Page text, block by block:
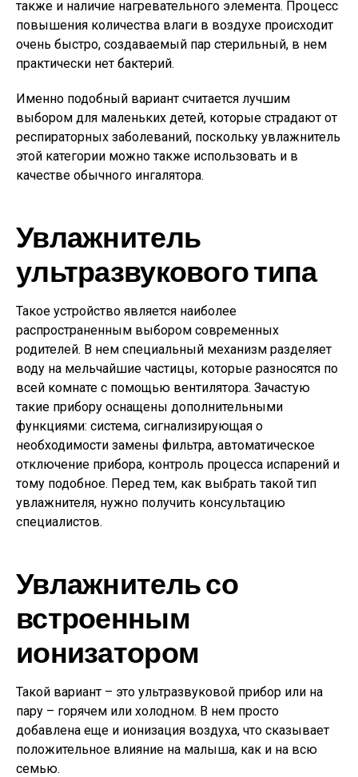
также и наличие нагревательного элемента. Процесс
повышения количества влаги в воздухе происходит
очень быстро, создаваемый пар стерильный, в нем
практически нет бактерий.
Именно подобный вариант считается лучшим
выбором для маленьких детей, которые страдают от
респираторных заболеваний, поскольку увлажнитель
этой категории можно также использовать и в
качестве обычного ингалятора.
Увлажнитель
ультразвукового типа
Такое устройство является наиболее
распространенным выбором современных
родителей. В нем специальный механизм разделяет
воду на мельчайшие частицы, которые разносятся по
всей комнате с помощью вентилятора. Зачастую
такие прибору оснащены дополнительными
функциями: система, сигнализирующая о
необходимости замены фильтра, автоматическое
отключение прибора, контроль процесса испарений и
тому подобное. Перед тем, как выбрать такой тип
увлажнителя, нужно получить консультацию
специалистов.
Увлажнитель со
встроенным
ионизатором
Такой вариант – это ультразвуковой прибор или на
пару – горячем или холодном. В нем просто
добавлена еще и ионизация воздуха, что сказывает
положительное влияние на малыша, как и на всю
семью.